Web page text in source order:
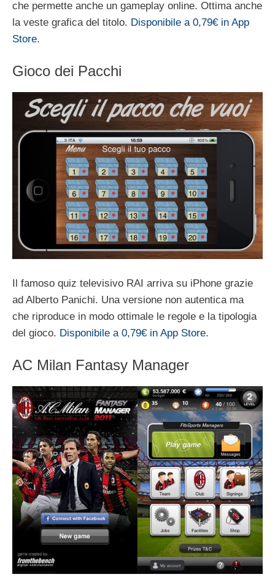
che permette anche un gameplay online. Ottima anche
la veste grafica del titolo. Disponibile a 0,79€ in App
Store.
Gioco dei Pacchi
Il famoso quiz televisivo RAI arriva su iPhone grazie
ad Alberto Panichi. Una versione non autentica ma
che riproduce in modo ottimale le regole e la tipologia
del gioco. Disponibile a 0,79€ in App Store.
AC Milan Fantasy Manager